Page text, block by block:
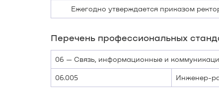
Ежегодно утверждается приказом
Перечень профессиональных
06 — Связь, информационные и
06.005 Инженер-